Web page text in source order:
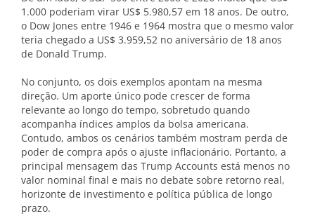
1.000 poderiam virar US$ 5.980,57 em 18 anos. De outro,
o Dow Jones entre 1946 e 1964 mostra que o mesmo valor
teria chegado a US$ 3.959,52 no aniversário de 18 anos
de Donald Trump.
No conjunto, os dois exemplos apontam na mesma
direção. Um aporte único pode crescer de forma
relevante ao longo do tempo, sobretudo quando
acompanha índices amplos da bolsa americana.
Contudo, ambos os cenários também mostram perda de
poder de compra após o ajuste inflacionário. Portanto, a
principal mensagem das Trump Accounts está menos no
valor nominal final e mais no debate sobre retorno real,
horizonte de investimento e política pública de longo
prazo.